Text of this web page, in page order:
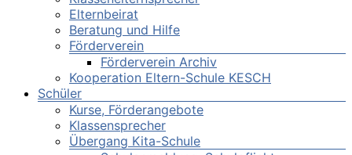
Elternbeirat
Beratung und Hilfe
Förderverein
Förderverein Archiv
Kooperation Eltern-Schule KESCH
Schüler
Kurse, Förderangebote
Klassensprecher
Übergang Kita-Schule